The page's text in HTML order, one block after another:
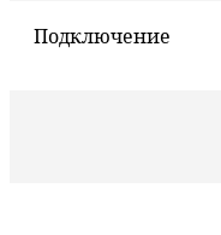
Подключение